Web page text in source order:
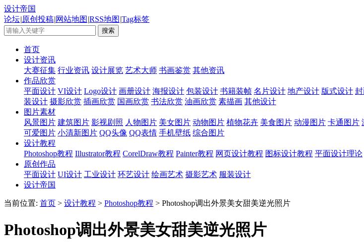
设计帝国
论坛|原创投稿|网站地图 |RSS地图 |Tag标签
首页
设计资讯
大赛征集 行业资讯 设计展览 艺术大师 书画鉴赏 其他资讯
作品欣赏
平面设计 VI设计 Logo设计 画册设计 海报设计 包装设计 书籍装帧 名片设计 地产设计 版式设计
装设计 摄影欣赏 插画欣赏 国画欣赏 书法欣赏 油画欣赏 素描画 其他设计
图片素材
风景图片 建筑图片 影视剧照 人物图片 美女图片 动物图片 植物花卉 美食图片 动漫图片 卡通图片
可爱图片 小清新图片 QQ头像 QQ表情 手机壁纸 综合图片
设计教程
Photoshop教程 Illustrator教程 CorelDraw教程 Painter教程 网页设计教程 图标设计教程 平面设计理论
原创作品
平面设计 UI设计 工业设计 环艺设计 绘画艺术 摄影艺术 服装设计
设计帝国
当前位置: 首页 > 设计教程 > Photoshop教程 > Photoshop调出外景美女甜美逆光照片
Photoshop调出外景美女甜美逆光照片